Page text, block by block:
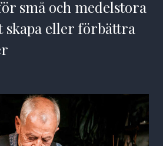
små och medelstora
skapa eller förbättra